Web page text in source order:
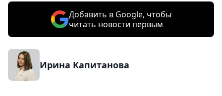
Добавить в Google, чтобы
читать новости первым
Ирина Капитанова